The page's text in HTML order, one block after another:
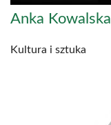
Anka Kowalska
Kultura i sztuka